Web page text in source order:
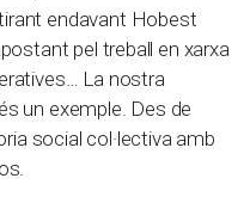
endavant Hobest
pel treball en xarxa
La nostra
un exemple. Des de
social col·lectiva amb